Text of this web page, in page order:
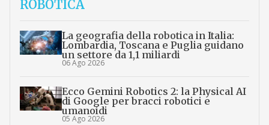
ROBOTICA
La geografia della robotica in Italia:
Lombardia, Toscana e Puglia guidano
un settore da 1,1 miliardi
06 Ago 2026
Ecco Gemini Robotics 2: la Physical AI
di Google per bracci robotici e
umanoidi
05 Ago 2026